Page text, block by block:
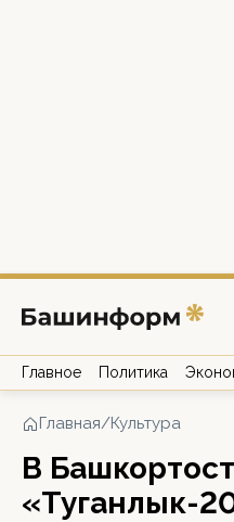
Главное Политика
Главная/Культура
В
«Туганлык-